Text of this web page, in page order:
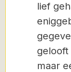
lief
gelooft
maar